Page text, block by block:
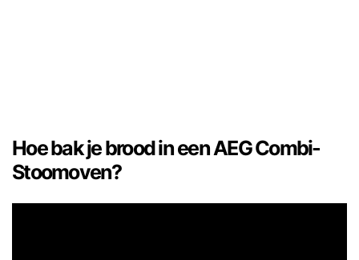
Hoe bak je brood in een AEG Combi-
Stoomoven?